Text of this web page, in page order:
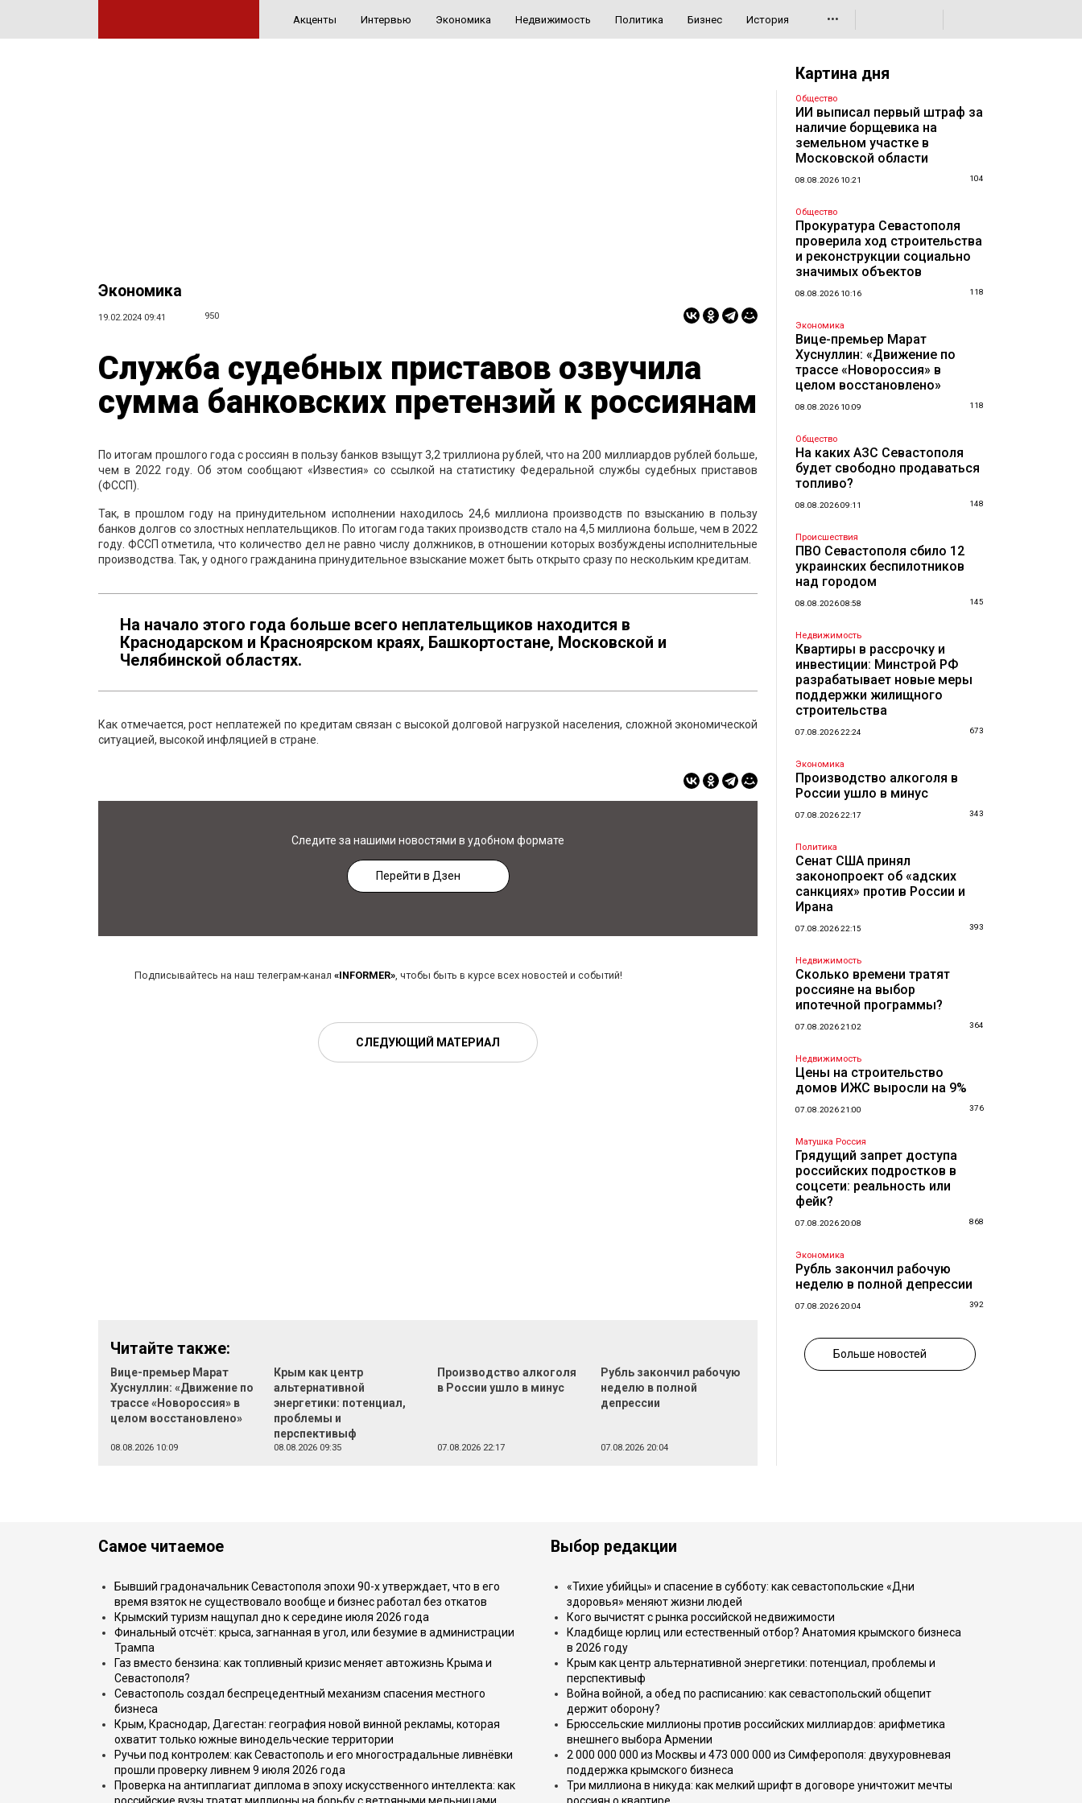
Акценты Интервью Экономика Недвижимость Политика Бизнес История •••
Экономика
19.02.2024 09:41 950
Служба судебных приставов озвучила
сумма банковских претензий к россиянам
По итогам прошлого года с россиян в пользу банков взыщут 3,2 триллиона рублей, что на 200 миллиардов рублей больше,
чем в 2022 году. Об этом сообщают «Известия» со ссылкой на статистику Федеральной службы судебных приставов
(ФССП).
Так, в прошлом году на принудительном исполнении находилось 24,6 миллиона производств по взысканию в пользу
банков долгов со злостных неплательщиков. По итогам года таких производств стало на 4,5 миллиона больше, чем в 2022
году. ФССП отметила, что количество дел не равно числу должников, в отношении которых возбуждены исполнительные
производства. Так, у одного гражданина принудительное взыскание может быть открыто сразу по нескольким кредитам.
На начало этого года больше всего неплательщиков находится в
Краснодарском и Красноярском краях, Башкортостане, Московской и
Челябинской областях.
Как отмечается, рост неплатежей по кредитам связан с высокой долговой нагрузкой населения, сложной экономической
ситуацией, высокой инфляцией в стране.
Следите за нашими новостями в удобном формате
Перейти в Дзен
Подписывайтесь на наш телеграм-канал «INFORMER», чтобы быть в курсе всех новостей и событий!
СЛЕДУЮЩИЙ МАТЕРИАЛ
Читайте также:
Вице-премьер Марат
Хуснуллин: «Движение по
трассе «Новороссия» в
целом восстановлено»
08.08.2026 10:09
Крым как центр
альтернативной
энергетики: потенциал,
проблемы и
перспективыф
08.08.2026 09:35
Производство алкоголя
в России ушло в минус
07.08.2026 22:17
Рубль закончил рабочую
неделю в полной
депрессии
07.08.2026 20:04
Картина дня
Общество
ИИ выписал первый штраф за
наличие борщевика на
земельном участке в
Московской области
08.08.2026 10:21 104
Общество
Прокуратура Севастополя
проверила ход строительства
и реконструкции социально
значимых объектов
08.08.2026 10:16 118
Экономика
Вице-премьер Марат
Хуснуллин: «Движение по
трассе «Новороссия» в
целом восстановлено»
08.08.2026 10:09 118
Общество
На каких АЗС Севастополя
будет свободно продаваться
топливо?
08.08.2026 09:11 148
Происшествия
ПВО Севастополя сбило 12
украинских беспилотников
над городом
08.08.2026 08:58 145
Недвижимость
Квартиры в рассрочку и
инвестиции: Минстрой РФ
разрабатывает новые меры
поддержки жилищного
строительства
07.08.2026 22:24 673
Экономика
Производство алкоголя в
России ушло в минус
07.08.2026 22:17 343
Политика
Сенат США принял
законопроект об «адских
санкциях» против России и
Ирана
07.08.2026 22:15 393
Недвижимость
Сколько времени тратят
россияне на выбор
ипотечной программы?
07.08.2026 21:02 364
Недвижимость
Цены на строительство
домов ИЖС выросли на 9%
07.08.2026 21:00 376
Матушка Россия
Грядущий запрет доступа
российских подростков в
соцсети: реальность или
фейк?
07.08.2026 20:08 868
Экономика
Рубль закончил рабочую
неделю в полной депрессии
07.08.2026 20:04 392
Больше новостей
Самое читаемое
Бывший градоначальник Севастополя эпохи 90-х утверждает, что в его
время взяток не существовало вообще и бизнес работал без откатов
Крымский туризм нащупал дно к середине июля 2026 года
Финальный отсчёт: крыса, загнанная в угол, или безумие в администрации
Трампа
Газ вместо бензина: как топливный кризис меняет автожизнь Крыма и
Севастополя?
Севастополь создал беспрецедентный механизм спасения местного
бизнеса
Крым, Краснодар, Дагестан: география новой винной рекламы, которая
охватит только южные винодельческие территории
Ручьи под контролем: как Севастополь и его многострадальные ливнёвки
прошли проверку ливнем 9 июля 2026 года
Проверка на антиплагиат диплома в эпоху искусственного интеллекта: как
Выбор редакции
«Тихие убийцы» и спасение в субботу: как севастопольские «Дни
здоровья» меняют жизни людей
Кого вычистят с рынка российской недвижимости
Кладбище юрлиц или естественный отбор? Анатомия крымского бизнеса
в 2026 году
Крым как центр альтернативной энергетики: потенциал, проблемы и
перспективыф
Война войной, а обед по расписанию: как севастопольский общепит
держит оборону?
Брюссельские миллионы против российских миллиардов: арифметика
внешнего выбора Армении
2 000 000 000 из Москвы и 473 000 000 из Симферополя: двухуровневая
поддержка крымского бизнеса
Три миллиона в никуда: как мелкий шрифт в договоре уничтожит мечты